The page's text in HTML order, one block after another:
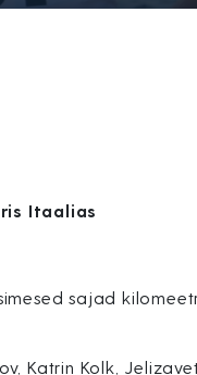
Itaalias
sajad
Katrin Kolk,